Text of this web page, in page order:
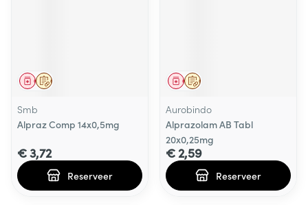
Op voorschrift
Geneesmiddel
Smb
Alpraz Comp 14x0,5mg
€ 3,72
Reserveer
Op voorschrift
Geneesmiddel
Aurobindo
Alprazolam AB Tabl
20x0,25mg
€ 2,59
Reserveer